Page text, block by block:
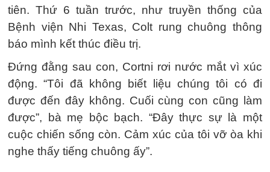
tiên. Thứ 6 tuần trước, như truyền thống của
Bệnh viện Nhi Texas, Colt rung chuông thông
báo mình kết thúc điều trị.
Đứng đằng sau con, Cortni rơi nước mắt vì xúc
động. “Tôi đã không biết liệu chúng tôi có đi
được đến đây không. Cuối cùng con cũng làm
được”, bà mẹ bộc bạch. “Đây thực sự là một
cuộc chiến sống còn. Cảm xúc của tôi vỡ òa khi
nghe thấy tiếng chuông ấy”.